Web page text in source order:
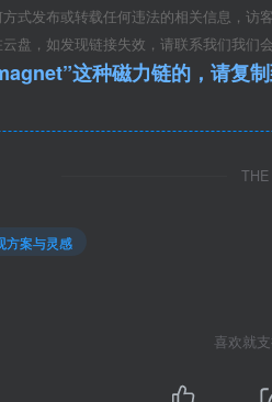
式发布或转载任何违法的相关信息，访
盘，如发现链接失效，请联系我们我们会
这种磁力链的，请复制到磁力链
THE
方案与灵感
喜欢就